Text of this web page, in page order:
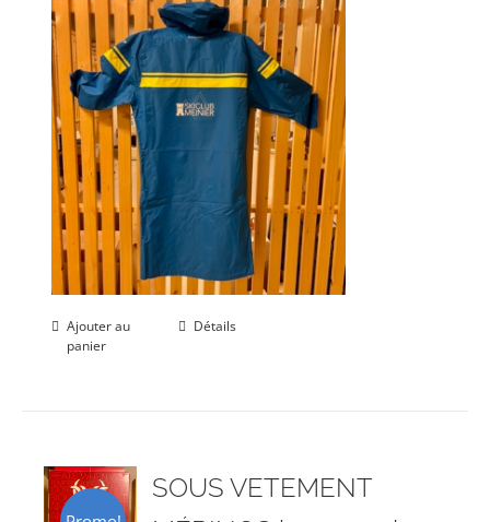
Ajouter au
panier
Détails
SOUS VETEMENT